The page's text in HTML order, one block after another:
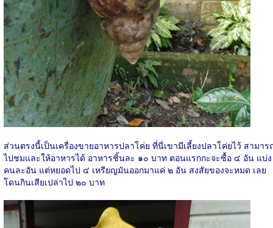
ส่วนตรงนี้เป็นเครื่องขายอาหารปลาโค่ย ที่นี่เขามีเลี้ยงปลาโค่ยไว้ สามาร
ไปชมและให้อาหารได้ อาหารชิ้นละ ๑๐ บาท ตอนแรกกะจะซื้อ ๔ อัน แบ่ง
คนละอัน แต่หยอดไป ๔ เหรียญมันออกมาแค่ ๒ อัน สงสัยของจะหมด เลย
โดนกินเสียเปล่าไป ๒๐ บาท